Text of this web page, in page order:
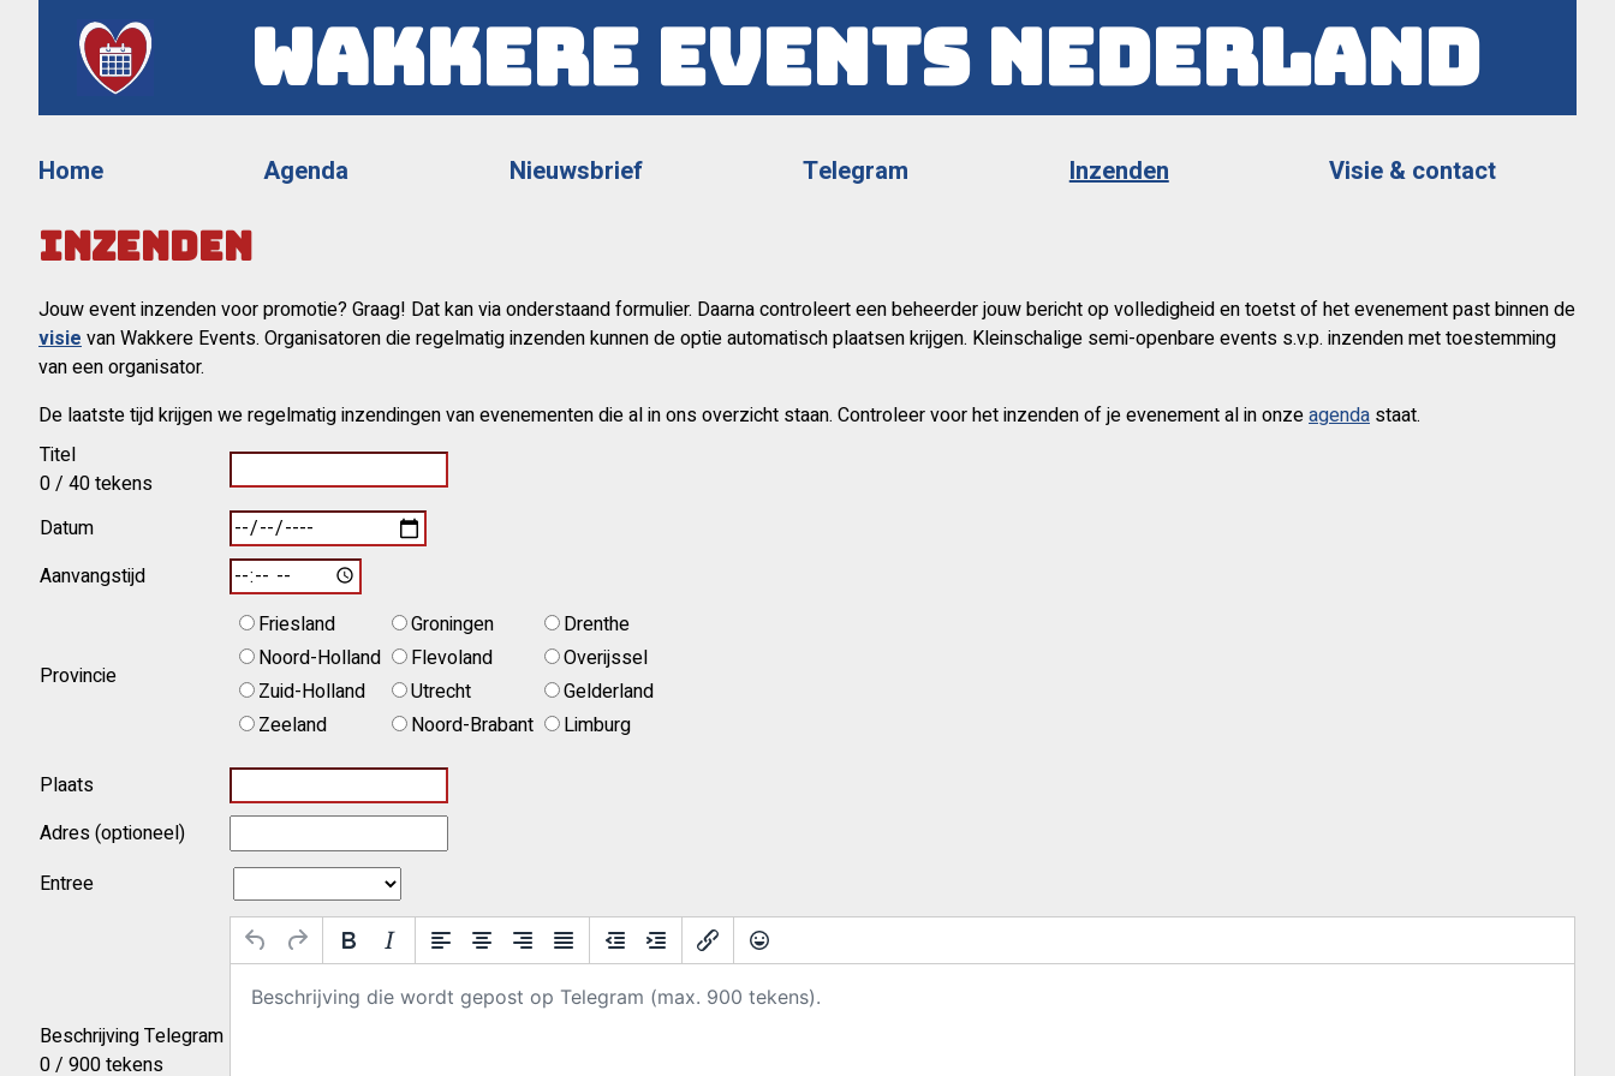
Wakkere Events Nederland
Home Agenda Nieuwsbrief Telegram Inzenden Visie & contact
Inzenden
Jouw event inzenden voor promotie? Graag! Dat kan via onderstaand formulier. Daarna controleert een beheerder jouw bericht op volledigheid en toetst of het evenement past binnen de
visievan Wakkere Events. Organisatoren die regelmatig inzenden kunnen de optie automatisch plaatsen krijgen. Kleinschalige semi-openbare events s.v.p. inzenden met toestemming
van een organisator.
De laatste tijd krijgen we regelmatig inzendingen van evenementen die al in ons overzicht staan. Controleer voor het inzenden of je evenement al in onzeagenda staat.
Titel
0/ 40 tekens
Datum
Aanvangstijd
Provincie
Friesland Groningen
Drenthe
Noord-Holland
Flevoland
Overijssel
Zuid-Holland
Utrecht
Gelderland
Zeeland
Noord-Brabant Limburg
Plaats
Adres (optioneel)
Entree
Beschrijving Telegram
0/ 900 tekens